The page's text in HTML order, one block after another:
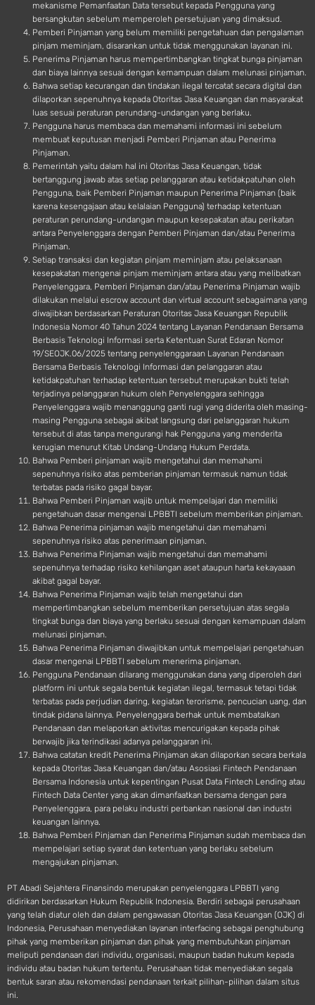
mekanisme Pemanfaatan Data tersebut kepada Pengguna yang
bersangkutan sebelum memperoleh persetujuan yang dimaksud.
Pemberi Pinjaman yang belum memiliki pengetahuan dan pengalaman
pinjam meminjam, disarankan untuk tidak menggunakan layanan ini.
Penerima Pinjaman harus mempertimbangkan tingkat bunga pinjaman
dan biaya lainnya sesuai dengan kemampuan dalam melunasi pinjaman.
Bahwa setiap kecurangan dan tindakan ilegal tercatat secara digital dan
dilaporkan sepenuhnya kepada Otoritas Jasa Keuangan dan masyarakat
luas sesuai peraturan perundang-undangan yang berlaku.
Pengguna harus membaca dan memahami informasi ini sebelum
membuat keputusan menjadi Pemberi Pinjaman atau Penerima
Pinjaman.
Pemerintah yaitu dalam hal ini Otoritas Jasa Keuangan, tidak
bertanggung jawab atas setiap pelanggaran atau ketidakpatuhan oleh
Pengguna, baik Pemberi Pinjaman maupun Penerima Pinjaman (baik
karena kesengajaan atau kelalaian Pengguna) terhadap ketentuan
peraturan perundang-undangan maupun kesepakatan atau perikatan
antara Penyelenggara dengan Pemberi Pinjaman dan/atau Penerima
Pinjaman.
Setiap transaksi dan kegiatan pinjam meminjam atau pelaksanaan
kesepakatan mengenai pinjam meminjam antara atau yang melibatkan
Penyelenggara, Pemberi Pinjaman dan/atau Penerima Pinjaman wajib
dilakukan melalui escrow account dan virtual account sebagaimana yang
diwajibkan berdasarkan Peraturan Otoritas Jasa Keuangan Republik
Indonesia Nomor 40 Tahun 2024 tentang Layanan Pendanaan Bersama
Berbasis Teknologi Informasi serta Ketentuan Surat Edaran Nomor
19/SEOJK.06/2025 tentang penyelenggaraan Layanan Pendanaan
Bersama Berbasis Teknologi Informasi dan pelanggaran atau
ketidakpatuhan terhadap ketentuan tersebut merupakan bukti telah
terjadinya pelanggaran hukum oleh Penyelenggara sehingga
Penyelenggara wajib menanggung ganti rugi yang diderita oleh masing-
masing Pengguna sebagai akibat langsung dari pelanggaran hukum
tersebut di atas tanpa mengurangi hak Pengguna yang menderita
kerugian menurut Kitab Undang-Undang Hukum Perdata.
Bahwa Pemberi pinjaman wajib mengetahui dan memahami
sepenuhnya risiko atas pemberian pinjaman termasuk namun tidak
terbatas pada risiko gagal bayar.
Bahwa Pemberi Pinjaman wajib untuk mempelajari dan memiliki
pengetahuan dasar mengenai LPBBTI sebelum memberikan pinjaman.
Bahwa Penerima pinjaman wajib mengetahui dan memahami
sepenuhnya risiko atas penerimaan pinjaman.
Bahwa Penerima Pinjaman wajib mengetahui dan memahami
sepenuhnya terhadap risiko kehilangan aset ataupun harta kekayaaan
akibat gagal bayar.
Bahwa Penerima Pinjaman wajib telah mengetahui dan
mempertimbangkan sebelum memberikan persetujuan atas segala
tingkat bunga dan biaya yang berlaku sesuai dengan kemampuan dalam
melunasi pinjaman.
Bahwa Penerima Pinjaman diwajibkan untuk mempelajari pengetahuan
dasar mengenai LPBBTI sebelum menerima pinjaman.
Pengguna Pendanaan dilarang menggunakan dana yang diperoleh dari
platform ini untuk segala bentuk kegiatan ilegal, termasuk tetapi tidak
terbatas pada perjudian daring, kegiatan terorisme, pencucian uang, dan
tindak pidana lainnya. Penyelenggara berhak untuk membatalkan
Pendanaan dan melaporkan aktivitas mencurigakan kepada pihak
berwajib jika terindikasi adanya pelanggaran ini.
Bahwa catatan kredit Penerima Pinjaman akan dilaporkan secara berkala
kepada Otoritas Jasa Keuangan dan/atau Asosiasi Fintech Pendanaan
Bersama Indonesia untuk kepentingan Pusat Data Fintech Lending atau
Fintech Data Center yang akan dimanfaatkan bersama dengan para
Penyelenggara, para pelaku industri perbankan nasional dan industri
keuangan lainnya.
Bahwa Pemberi Pinjaman dan Penerima Pinjaman sudah membaca dan
mempelajari setiap syarat dan ketentuan yang berlaku sebelum
mengajukan pinjaman.
PT Abadi Sejahtera Finansindo merupakan penyelenggara LPBBTI yang
didirikan berdasarkan Hukum Republik Indonesia. Berdiri sebagai perusahaan
yang telah diatur oleh dan dalam pengawasan Otoritas Jasa Keuangan (OJK) di
Indonesia, Perusahaan menyediakan layanan interfacing sebagai penghubung
pihak yang memberikan pinjaman dan pihak yang membutuhkan pinjaman
meliputi pendanaan dari individu, organisasi, maupun badan hukum kepada
individu atau badan hukum tertentu. Perusahaan tidak menyediakan segala
bentuk saran atau rekomendasi pendanaan terkait pilihan-pilihan dalam situs
ini.